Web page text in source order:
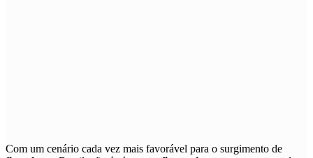
Com um cenário cada vez mais favorável para o surgimento de